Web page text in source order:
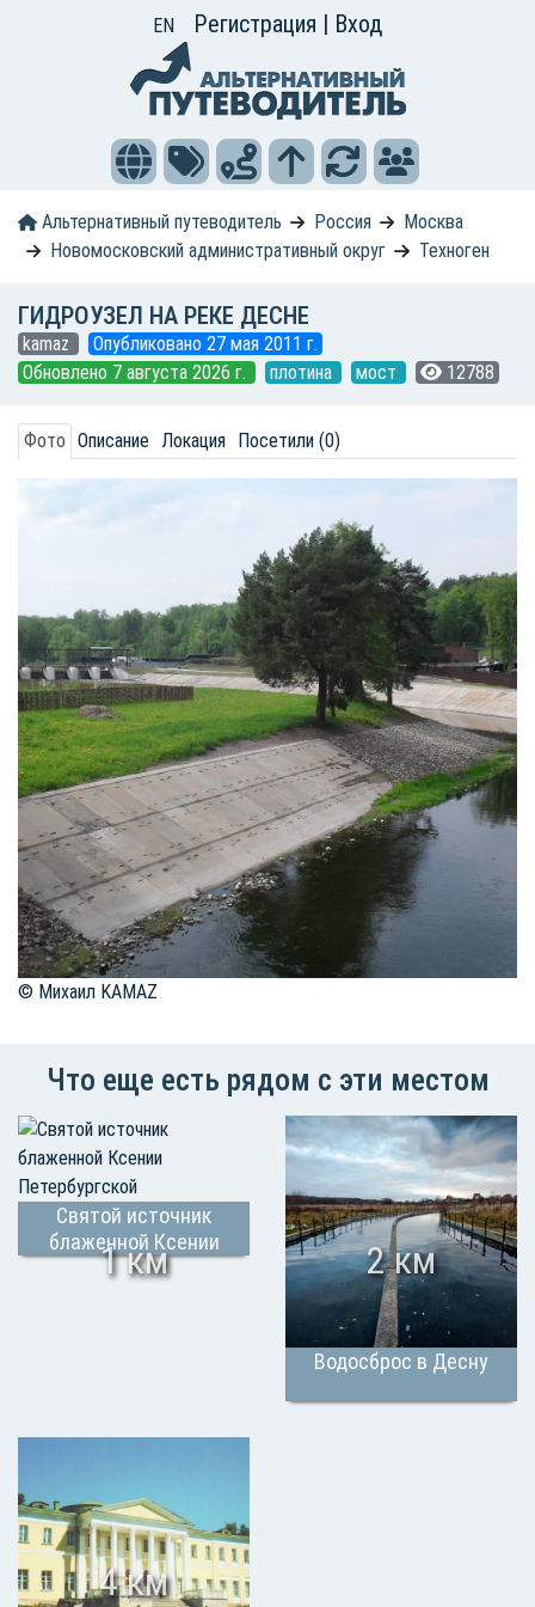
EN Регистрация | Вход
Альтернативный путеводитель Россия
Москва
Новомосковский административный округ
Техноген
ГИДРОУЗЕЛ НА РЕКЕ ДЕСНЕ
kamaz
Опубликовано 27 мая 2011 г.
Обновлено 7 августа 2026 г.
плотина мост 12788
Фото Описание Локация Посетили (0)
© Михаил KAMAZ
Что еще есть рядом с эти местом
Святой источник
блаженной Ксении
Петербургской
1 км
Водосброс в Десну
2 км
4 км